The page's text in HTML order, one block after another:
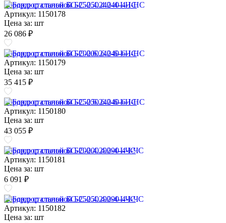
Бордюр стальной БС-250.4.240-4-I-НС
Артикул: 1150178
Цена за: шт
26 086 ₽
Бордюр стальной БС-200.6.240-6-I-НС
Артикул: 1150179
Цена за: шт
35 415 ₽
Бордюр стальной БС-250.6.240-6-I-НС
Артикул: 1150180
Цена за: шт
43 055 ₽
Бордюр стальной БС-200.4.290-4-I-ЧС
Артикул: 1150181
Цена за: шт
6 091 ₽
Бордюр стальной БС-250.4.290-4-I-ЧС
Артикул: 1150182
Цена за: шт